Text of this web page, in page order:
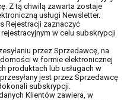
Z tą chwilą zawarta zostaje
usługi Newsletter.
Rejestracji zaznaczyć
w celu subskrypcji
przez Sprzedawcę, na
w formie elektronicznej
produktach lub usługach w
jest przez Sprzedawcę
subskrypcji.
Klientów zawiera, w